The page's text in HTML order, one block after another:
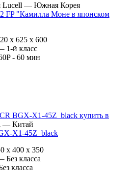
Lucell — Южная Корея
FP "Камилла Моне в японском
x 625 x 600
1-й класс
- 60 мин
— Китай
X1-45Z_black
x 400 x 350
Без класса
класса